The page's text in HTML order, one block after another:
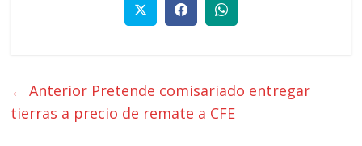
← Anterior Pretende comisariado entregar
tierras a precio de remate a CFE